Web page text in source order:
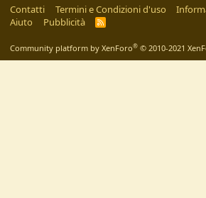
Contatti Termini e Condizioni d'uso
Aiuto
Pubblicità
R
Community platform by XenForo® © 2010-2021